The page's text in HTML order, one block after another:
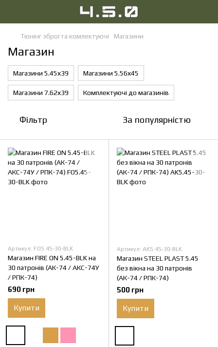
Тюнінг зброї та комлектуючі Магазини
Магазин
Магазини 5.45х39 Магазини 5.56х45
Магазини 7.62х39 Комплектуючі до магазинів
Фільтр За популярністю
Артикул: FO5.45-30-BLK
Магазин FIRE ON 5.45-BLK на
30 патронів (АК-74 / АКС-74У
/ РПК-74)
690 грн
Купити
Артикул: AK5.45-30-BLK
Магазин STEEL PLAST 5.45
без вікна на 30 патронів
(АК-74 / РПК-74)
500 грн
Купити